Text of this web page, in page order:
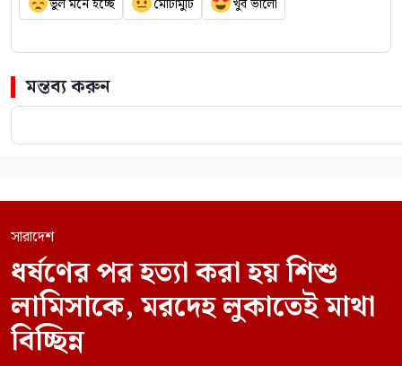
ভুল মনে হচ্ছে মোটামুটি খুব ভালো
মন্তব্য করুন
সারাদেশ
ধর্ষণের পর হত্যা করা হয় শিশু
লামিসাকে, মরদেহ লুকাতেই মাথা
বিচ্ছিন্ন